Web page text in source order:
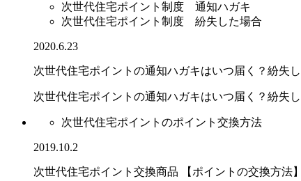
次世代住宅ポイント制度 通知ハガキ
次世代住宅ポイント制度 紛失した場合
2020.6.23
次世代住宅ポイントの通知ハガキはいつ届く？紛失
次世代住宅ポイントの通知ハガキはいつ届く？紛失
次世代住宅ポイントのポイント交換方法
2019.10.2
次世代住宅ポイント交換商品 【ポイントの交換方法】